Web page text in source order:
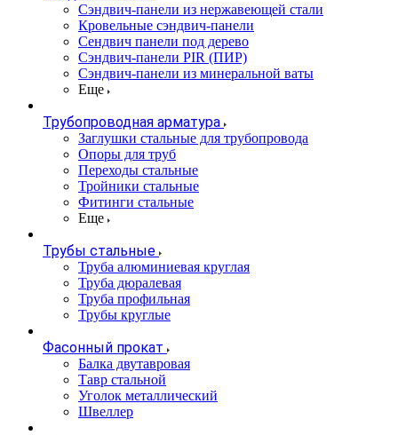
Cэндвич-панели из нержавеющей стали
Кровельные сэндвич-панели
Сендвич панели под дерево
Сэндвич-панели PIR (ПИР)
Сэндвич-панели из минеральной ваты
Еще
Трубопроводная арматура
Заглушки стальные для трубопровода
Опоры для труб
Переходы стальные
Тройники стальные
Фитинги стальные
Еще
Трубы стальные
Труба алюминиевая круглая
Труба дюралевая
Труба профильная
Трубы круглые
Фасонный прокат
Балка двутавровая
Тавр стальной
Уголок металлический
Швеллер